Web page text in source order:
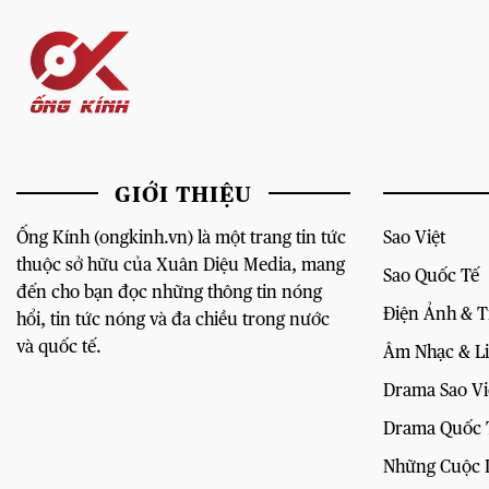
GIỚI THIỆU
Ống Kính (ongkinh.vn) là một trang tin tức
thuộc sở hữu của Xuân Diệu Media, mang
đến cho bạn đọc những thông tin nóng
hổi, tin tức nóng và đa chiều trong nước
và quốc tế.
Sao Việt
Sao Quốc Tế
Điện Ảnh &
Âm Nhạc &
Drama Sao
Drama Quốc
Những Cuộc